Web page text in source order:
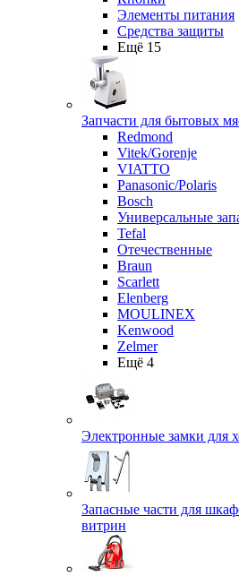
Элементы питания
Средства защиты
Ещё 15
Запчасти для бытовых
Redmond
Vitek/Gorenje
VIATTO
Panasonic/Polaris
Bosch
Универсальные
Tefal
Отечественные
Braun
Scarlett
Elenberg
MOULINEX
Kenwood
Zelmer
Ещё 4
Электронные замки для
Запасные части для
витрин